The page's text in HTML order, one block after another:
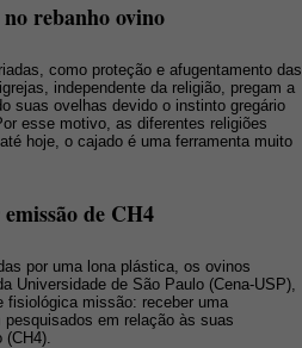
rebanho ovino
como proteção e afugentamento das
independente da religião, pregam a
suas ovelhas devido o instinto gregário
esse motivo, as diferentes religiões
hoje, o cajado é uma ferramenta muito
de CH4
por uma lona plástica, os ovinos
Universidade de São Paulo (Cena-USP),
fisiológica missão: receber uma
em relação às suas
(CH4).